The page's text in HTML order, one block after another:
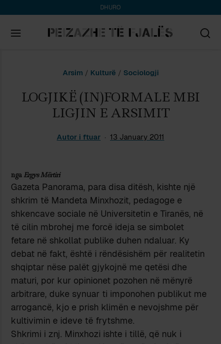
DHURO
Arsim / Kulturë / Sociologji
LOGJIKË (IN)FORMALE MBI
LIGJIN E ARSIMIT
Autor i ftuar 13 January 2011
ngaErgys Mërtiri
Gazeta Panorama, para disa ditësh, kishte një
shkrim të Mandeta Minxhozit, pedagoge e
shkencave sociale në Universitetin e Tiranës, në
të cilin mbrohej me forcë ideja se simbolet
fetare në shkollat publike duhen ndaluar. Ky
debat në fakt, është i rëndësishëm për realitetin
shqiptar nëse palët gjykojnë me qetësi dhe
maturi, por kur opinionet pozohen në mënyrë
arbitrare, duke synuar ti imponohen publikut me
arrogancë, kjo e prish klimën e nevojshme për
kultivimin e ideve të frytshme.
Shkrimi i znj. Minxhozi ishte i tillë, që nuk i